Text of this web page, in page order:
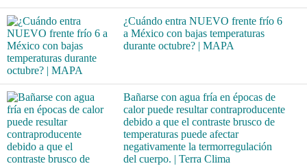
¿Cuándo entra NUEVO frente frío 6
a México con bajas temperaturas
durante octubre? | MAPA
Bañarse con agua fría en épocas de
calor puede resultar contraproducente
debido a que el contraste brusco de
temperaturas puede afectar
negativamente la termorregulación
del cuerpo. | Terra Clima